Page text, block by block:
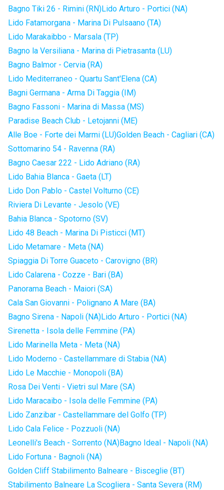
Bagno Tiki 26 - Rimini (RN)Lido Arturo - Portici (NA)
Lido Fatamorgana - Marina Di Pulsaano (TA)
Lido Marakaibbo - Marsala (TP)
Bagno la Versiliana - Marina di Pietrasanta (LU)
Bagno Balmor - Cervia (RA)
Lido Mediterraneo - Quartu Sant'Elena (CA)
Bagni Germana - Arma Di Taggia (IM)
Bagno Fassoni - Marina di Massa (MS)
Paradise Beach Club - Letojanni (ME)
Alle Boe - Forte dei Marmi (LU)Golden Beach - Cagliari (CA)
Sottomarino 54 - Ravenna (RA)
Bagno Caesar 222 - Lido Adriano (RA)
Lido Bahia Blanca - Gaeta (LT)
Lido Don Pablo - Castel Volturno (CE)
Riviera Di Levante - Jesolo (VE)
Bahia Blanca - Spotorno (SV)
Lido 48 Beach - Marina Di Pisticci (MT)
Lido Metamare - Meta (NA)
Spiaggia Di Torre Guaceto - Carovigno (BR)
Lido Calarena - Cozze - Bari (BA)
Panorama Beach - Maiori (SA)
Cala San Giovanni - Polignano A Mare (BA)
Bagno Sirena - Napoli (NA)Lido Arturo - Portici (NA)
Sirenetta - Isola delle Femmine (PA)
Lido Marinella Meta - Meta (NA)
Lido Moderno - Castellammare di Stabia (NA)
Lido Le Macchie - Monopoli (BA)
Rosa Dei Venti - Vietri sul Mare (SA)
Lido Maracaibo - Isola delle Femmine (PA)
Lido Zanzibar - Castellammare del Golfo (TP)
Lido Cala Felice - Pozzuoli (NA)
Leonelli's Beach - Sorrento (NA)Bagno Ideal - Napoli (NA)
Lido Fortuna - Bagnoli (NA)
Golden Cliff Stabilimento Balneare - Bisceglie (BT)
Stabilimento Balneare La Scogliera - Santa Severa (RM)